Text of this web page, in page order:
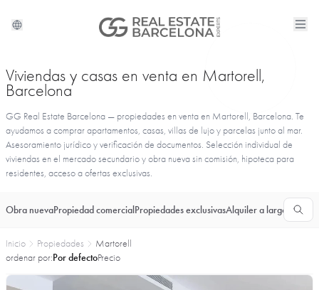
Viviendas y casas en venta en Martorell,
Barcelona
GG Real Estate Barcelona — propiedades en venta en Martorell, Barcelona. Te
ayudamos a comprar apartamentos, casas, villas de lujo y parcelas junto al mar.
Asesoramiento jurídico y verificación de documentos. Selección individual de
viviendas en el mercado secundario y obra nueva sin comisión, hipoteca para
residentes, acceso a ofertas exclusivas.
Obra nuevaPropiedad comercial Propiedades exclusivasAlquiler a largo plazo
Inicio Propiedades
Martorell
ordenar por:Por defectoPrecio